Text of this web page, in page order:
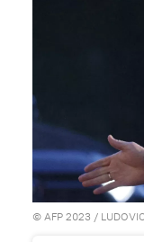
© AFP 2023 /